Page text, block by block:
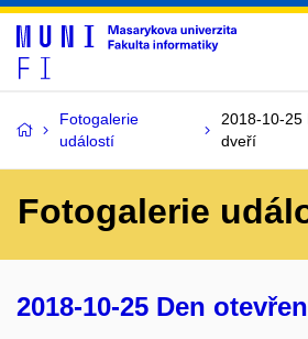
Fotogalerie
událostí
2018-10-25
dveří
Fotogalerie
2018-10-25 Den